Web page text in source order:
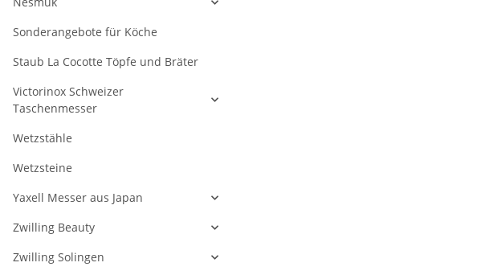
Sonderangebote für Köche
Staub La Cocotte Töpfe und Bräter
Victorinox Schweizer
Taschenmesser
Wetzstähle
Wetzsteine
Yaxell Messer aus Japan
Zwilling Beauty
Zwilling Solingen